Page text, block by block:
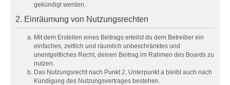
gekündigt werden.
2. Einräumung von Nutzungsrechten
Mit dem Erstellen eines Beitrags erteilst du dem Betreiber ein
einfaches, zeitlich und räumlich unbeschränktes und
unentgeltliches Recht, deinen Beitrag im Rahmen des Boards zu
nutzen.
Das Nutzungsrecht nach Punkt 2, Unterpunkt a bleibt auch nach
Kündigung des Nutzungsvertrages bestehen.